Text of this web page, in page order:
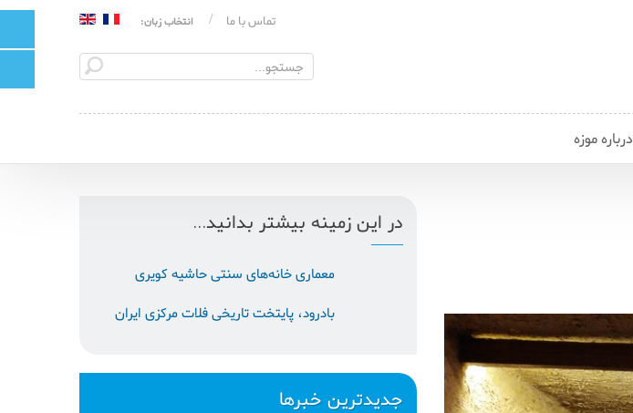
تماس با ما انتخاب زبان:
درباره موزه
در این زمینه بیشتر بدانید...
معماری خانه‌های سنتی حاشیه كویری
بادرود، پایتخت تاریخی فلات مرکزی ایران
جدیدترین خبرها